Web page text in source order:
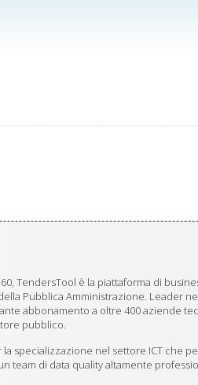
TendersTool è la piattaforma di
Pubblica Amministrazione. Leader
abbonamento a oltre 400 aziende
pubblico.
specializzazione nel settore ICT che
team di data quality altamente